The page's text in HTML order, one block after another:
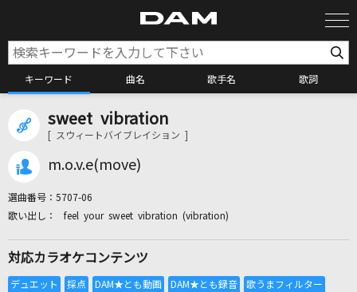
キーワード 曲名 歌手名 歌詞
カラオケ検索
カラオケ店舗検索
全国りれき
sweet vibration
[ スウィートバイブレイション ]
m.o.v.e(move)
選曲番号： 5707-06
feel your sweet vibration (vibration)
対応カラオケコンテンツ